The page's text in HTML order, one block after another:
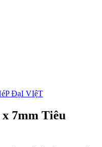
ĐạI VIệT
7mm Tiêu